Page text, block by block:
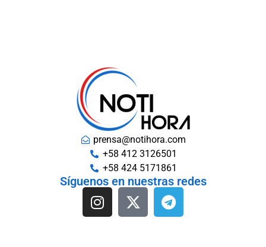
prensa@notihora.com
+58 412 3126501
+58 424 5171861
Síguenos en nuestras redes